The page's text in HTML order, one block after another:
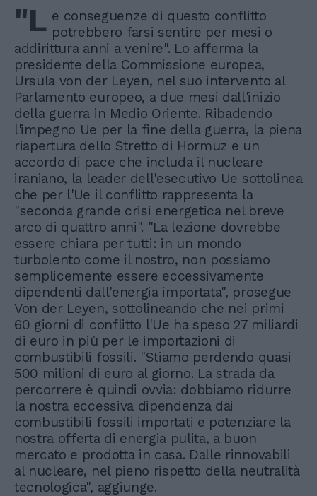
"L e conseguenze di questo conflitto
potrebbero farsi sentire per mesi o
addirittura anni a venire". Lo afferma la
presidente della Commissione europea,
Ursula von der Leyen, nel suo intervento al
Parlamento europeo, a due mesi dall'inizio
della guerra in Medio Oriente. Ribadendo
l'impegno Ue per la fine della guerra, la piena
riapertura dello Stretto di Hormuz e un
accordo di pace che includa il nucleare
iraniano, la leader dell'esecutivo Ue sottolinea
che per l'Ue il conflitto rappresenta la
"seconda grande crisi energetica nel breve
arco di quattro anni". "La lezione dovrebbe
essere chiara per tutti: in un mondo
turbolento come il nostro, non possiamo
semplicemente essere eccessivamente
dipendenti dall'energia importata", prosegue
Von der Leyen, sottolineando che nei primi
60 giorni di conflitto l'Ue ha speso 27 miliardi
di euro in più per le importazioni di
combustibili fossili. "Stiamo perdendo quasi
500 milioni di euro al giorno. La strada da
percorrere è quindi ovvia: dobbiamo ridurre
la nostra eccessiva dipendenza dai
combustibili fossili importati e potenziare la
nostra offerta di energia pulita, a buon
mercato e prodotta in casa. Dalle rinnovabili
al nucleare, nel pieno rispetto della neutralità
tecnologica", aggiunge.